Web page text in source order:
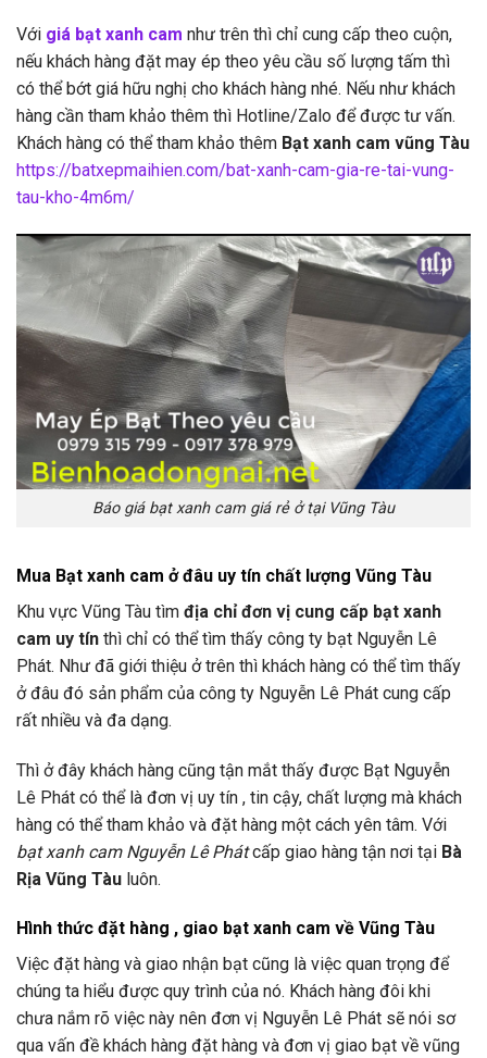
Với giá bạt xanh cam như trên thì chỉ cung cấp theo cuộn,
nếu khách hàng đặt may ép theo yêu cầu số lượng tấm thì
có thể bớt giá hữu nghị cho khách hàng nhé. Nếu như khách
hàng cần tham khảo thêm thì Hotline/Zalo để được tư vấn.
Khách hàng có thể tham khảo thêm Bạt xanh cam vũng Tàu
https://batxepmaihien.com/bat-xanh-cam-gia-re-tai-vung-
tau-kho-4m6m/
Báo giá bạt xanh cam giá rẻ ở tại Vũng Tàu
Mua Bạt xanh cam ở đâu uy tín chất lượng Vũng Tàu
Khu vực Vũng Tàu tìm địa chỉ đơn vị cung cấp bạt xanh
cam uy tín thì chỉ có thể tìm thấy công ty bạt Nguyễn Lê
Phát. Như đã giới thiệu ở trên thì khách hàng có thể tìm thấy
ở đâu đó sản phẩm của công ty Nguyễn Lê Phát cung cấp
rất nhiều và đa dạng.
Thì ở đây khách hàng cũng tận mắt thấy được Bạt Nguyễn
Lê Phát có thể là đơn vị uy tín , tin cậy, chất lượng mà khách
hàng có thể tham khảo và đặt hàng một cách yên tâm. Với
bạt xanh cam Nguyễn Lê Phátcấp giao hàng tận nơi tại Bà
Rịa Vũng Tàu luôn.
Hình thức đặt hàng , giao bạt xanh cam về Vũng Tàu
Việc đặt hàng và giao nhận bạt cũng là việc quan trọng để
chúng ta hiểu được quy trình của nó. Khách hàng đôi khi
chưa nắm rõ việc này nên đơn vị Nguyễn Lê Phát sẽ nói sơ
qua vấn đề khách hàng đặt hàng và đơn vị giao bạt về vũng